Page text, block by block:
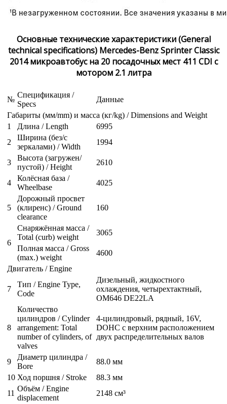
Основные технические характеристики (General
technical specifications) Mercedes-Benz Sprinter Classic
2014 микроавтобус на 20 посадочных мест 411 CDI с
мотором 2.1 литра
№
Спецификация /
Specs
Данные
Габариты (мм/mm) и масса (кг/kg) / Dimensions and Weight
1
Длина / Length
6995
2
Ширина (без/с
зеркалами) / Width
1994
3
Высота (загружен/
пустой) / Height
2610
4
Колёсная база /
Wheelbase
4025
5
Дорожный просвет
(клиренс) / Ground
clearance
160
6
Снаряжённая масса /
Total (curb) weight
3065
Полная масса / Gross
(max.) weight
4600
Двигатель / Engine
7
Тип / Engine Type,
Code
Дизельный, жидкостного
охлаждения, четырехтактный,
OM646 DE22LA
8
Количество
цилиндров / Cylinder
arrangement: Total
number of cylinders, of
valves
4-цилиндровый, рядный, 16V,
DOHC с верхним расположением
двух распределительных валов
9
Диаметр цилиндра /
Bore
88.0 мм
10 Ход поршня / Stroke
88.3 мм
11
Объём / Engine
displacement
2148 см³